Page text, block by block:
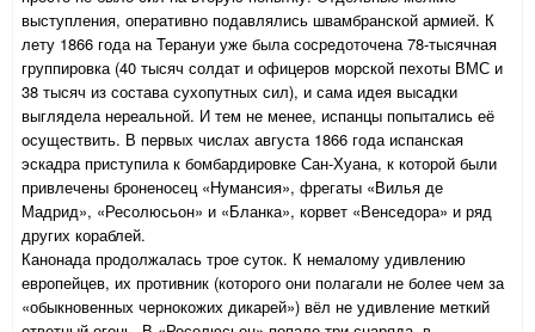
выступления, оперативно подавлялись швамбранской армией. К
лету 1866 года на Терануи уже была сосредоточена 78-тысячная
группировка (40 тысяч солдат и офицеров морской пехоты ВМС и
38 тысяч из состава сухопутных сил), и сама идея высадки
выглядела нереальной. И тем не менее, испанцы попытались её
осуществить. В первых числах августа 1866 года испанская
эскадра приступила к бомбардировке Сан-Хуана, к которой были
привлечены броненосец «Нумансия», фрегаты «Вилья де
Мадрид», «Ресолюсьон» и «Бланка», корвет «Венседора» и ряд
других кораблей.
Канонада продолжалась трое суток. К немалому удивлению
европейцев, их противник (которого они полагали не более чем за
«обыкновенных чернокожих дикарей») вёл не удивление меткий